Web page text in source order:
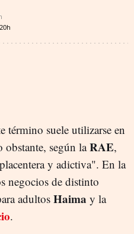
término suele utilizarse en
obstante, según laRAE,
y adictiva". En la
negocios de distinto
adultos Haima y la
.